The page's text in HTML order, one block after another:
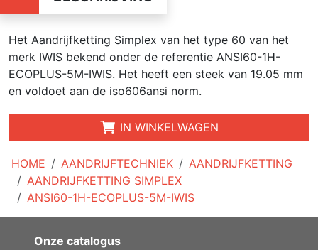
HOME AANDRIJFTECHNIEK
AANDRIJFKETTING
AANDRIJFKETTING SIMPLEX
ANSI60-1H-ECOPLUS-5M-IWIS
Het Aandrijfketting Simplex van het type 60 van het
merk IWIS bekend onder de referentie ANSI60-1H-
ECOPLUS-5M-IWIS. Het heeft een steek van 19.05 mm
en voldoet aan de iso606ansi norm.
IN WINKELWAGEN
Onze catalogus